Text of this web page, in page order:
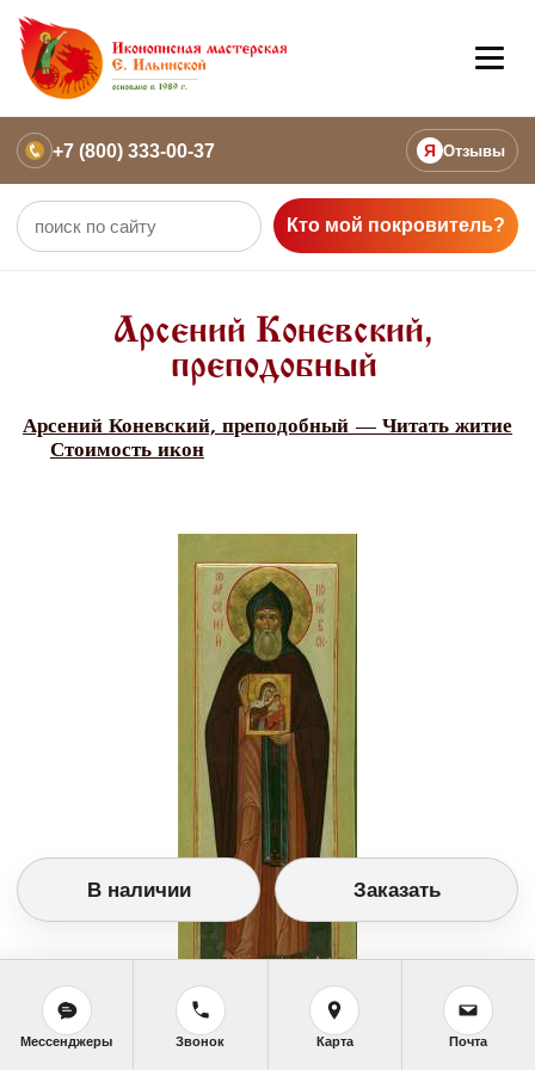
+7 (800) 333-00-37 Я Отзывы
Кто мой покровитель?
Арсений Коневский,
преподобный
Арсений Коневский, преподобный — Читать житие
Стоимость икон
Заказать икону
Мерная икона(20,5Х49 см. Дерево, левкас, паволока,
темпера, позолота.)
В наличии Заказать
Мессенджеры Звонок Карта Почта